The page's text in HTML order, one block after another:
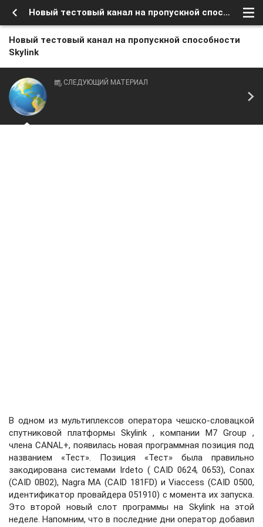
Новый тестовый канал на пропускной способности Skylink
Новый тестовый канал на пропускной способности
Skylink
СЛЕДУЮЩИЙ МАТЕРИАЛ
В одном из мультиплексов оператора чешско-словацкой
спутниковой платформы Skylink , компании M7 Group ,
члена CANAL+, появилась новая программная позиция под
названием «Тест». Позиция «Тест» была правильно
закодирована системами Irdeto ( CAID 0624, 0653), Conax
(CAID 0B02), Nagra MA (CAID 181FD) и Viaccess (CAID 0500,
идентификатор провайдера 051910) с момента их запуска.
Это второй новый слот программы на Skylink на этой
неделе. Напомним, что в последние дни оператор добавил